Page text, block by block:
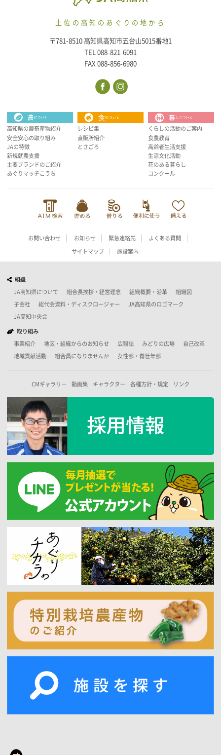
土佐の高知のあぐりの地から
〒781-8510 高知県高知市五台山5015番地1
TEL 088-821-6091
FAX 088-856-6980
高知県の農畜産物紹介
安全安心の取り組み
JAの特徴
新規就農支援
主要ブランドのご紹介
あぐりマッチこうち
レシピ集
直販所紹介
とさごろ
くらしの活動のご案内
食農教育
高齢者生活支援
生活文化活動
花のある暮らし
コンクール
お問い合わせ お知らせ 緊急連絡先 よくある質問
サイトマップ 施設案内
組織
JA高知県について 組合長挨拶・経営理念 組織概要・沿革 組織図
子会社 総代会資料・ディスクロージャー JA高知県のロゴマーク
JA高知中央会
取り組み
事業紹介 地区・組織からのお知らせ 広報誌 みどりの広場 自己改革
地域貢献活動 組合員になりませんか 女性部・青壮年部
CMギャラリー 動画集 キャラクター 各種方針・規定 リンク